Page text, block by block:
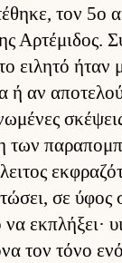
τον 5ο
Αρ­τέμιδος.
ει­λητό ήταν
ή αν
των
σε ύφος
να εκ­πλήξει·
τον τόνο